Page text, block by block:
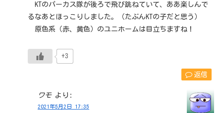
KTのパーカス隊が後ろで飛び跳ねていて、ああ楽しんで
るなあとほっこりしました。（たぶんKTの子だと思う）
原色系（赤、黄色）のユニホームは目立ちますね！
+3
返信
ワモ より:
2021年5月2日 17:35